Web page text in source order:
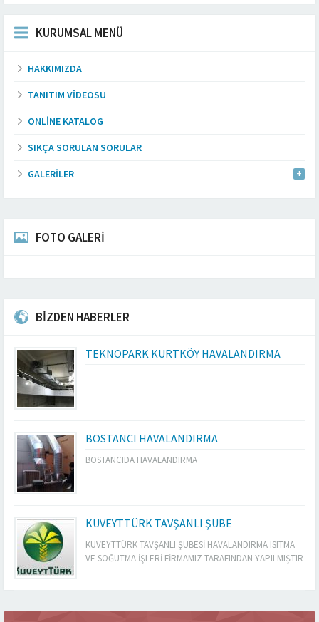
KURUMSAL MENÜ
HAKKIMIZDA
TANITIM VIDEOSU
ONLINE KATALOG
SIKÇA SORULAN SORULAR
GALERILER
FOTO GALERİ
BİZDEN HABERLER
TEKNOPARK KURTKÖY HAVALANDIRMA
BOSTANCI HAVALANDIRMA
BOSTANCIDA HAVALANDIRMA
KUVEYTTÜRK TAVŞANLI ŞUBE
KUVEYTTÜRK TAVŞANLI ŞUBESİ HAVALANDIRMA ISITMA
VE SOĞUTMA İŞLERİ FİRMAMIZ TARAFINDAN YAPILMIŞTIR